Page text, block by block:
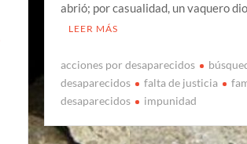
abrió; por casualidad, un vaquero
LEER MÁS
acciones por desaparecidos
desaparecidos
falta de justicia
desaparecidos
impunidad